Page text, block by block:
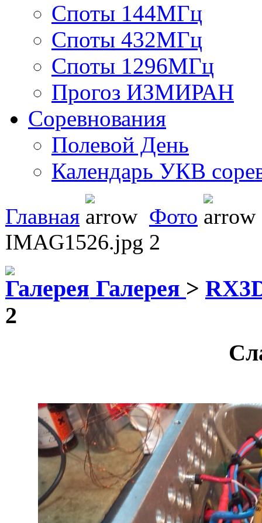
Споты 144МГц
Споты 432МГц
Споты 1296МГц
Прогоз ИЗМИРАН
Соревнования
Полевой День
Календарь УКВ
Главная
Фото
IMAG1526.jpg 2
Галерея >
2